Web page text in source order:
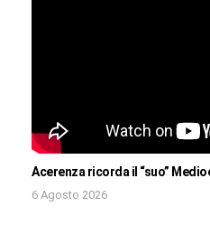
Acerenza ricorda il “suo”
6 Agosto 2026